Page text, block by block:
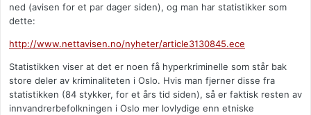
ned (avisen for et par dager siden), og man har statistikker som
dette:
http://www.nettavisen.no/nyheter/article3130845.ece
Statistikken viser at det er noen få hyperkriminelle som står bak
store deler av kriminaliteten i Oslo. Hvis man fjerner disse fra
statistikken (84 stykker, for et års tid siden), så er faktisk resten av
innvandrerbefolkningen i Oslo mer lovlydige enn etniske